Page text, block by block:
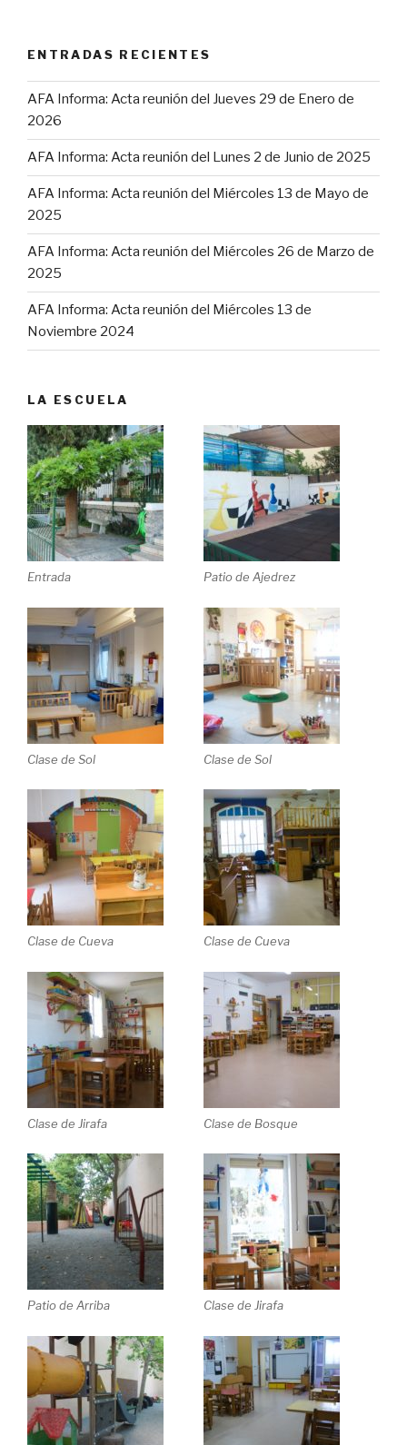
ENTRADAS RECIENTES
AFA Informa: Acta reunión del Jueves 29 de Enero de
2026
AFA Informa: Acta reunión del Lunes 2 de Junio de 2025
AFA Informa: Acta reunión del Miércoles 13 de Mayo de
2025
AFA Informa: Acta reunión del Miércoles 26 de Marzo de
2025
AFA Informa: Acta reunión del Miércoles 13 de
Noviembre 2024
LA ESCUELA
Entrada Patio de Ajedrez
Clase de Sol Clase de Sol
Clase de Cueva Clase de Cueva
Clase de Jirafa Clase de Bosque
Patio de Arriba Clase de Jirafa